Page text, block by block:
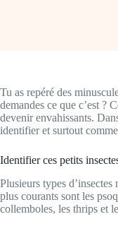
Tu as repéré des
demandes ce que c’est ?
devenir envahissants.
identifier et surtout
Identifier ces petits
Plusieurs types
plus courants sont les
collemboles, les thrips et